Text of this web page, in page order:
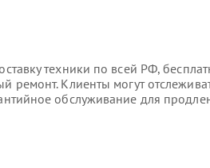
техники по всей РФ,
Клиенты могут
обслуживание для